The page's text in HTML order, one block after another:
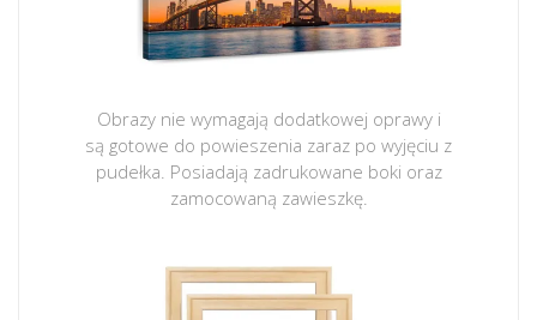
Obrazy nie wymagają dodatkowej oprawy i
są gotowe do powieszenia zaraz po wyjęciu z
pudełka. Posiadają zadrukowane boki oraz
zamocowaną zawieszkę.